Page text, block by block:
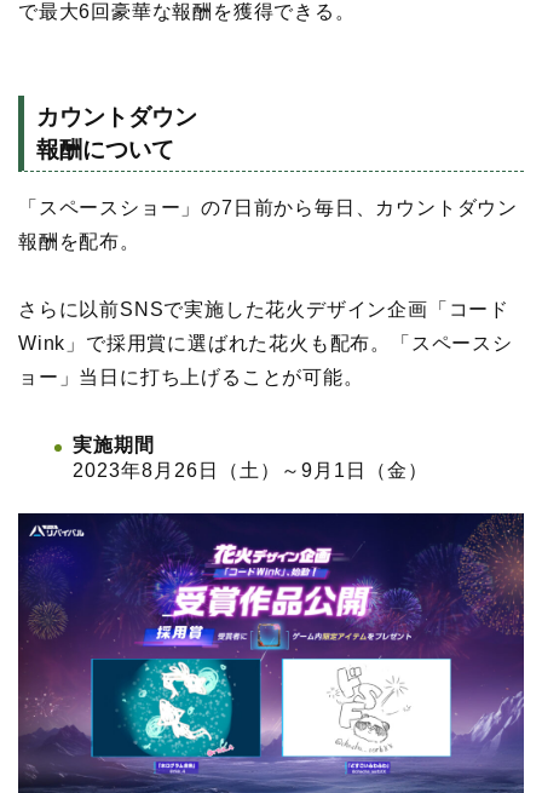
で最大6回豪華な報酬を獲得できる。
カウントダウン
報酬について
「スペースショー」の7日前から毎日、カウントダウン
報酬を配布。
さらに以前SNSで実施した花火デザイン企画「コード
Wink」で採用賞に選ばれた花火も配布。「スペースシ
ョー」当日に打ち上げることが可能。
実施期間
2023年8月26日（土）～9月1日（金）